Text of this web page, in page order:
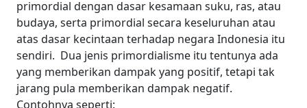
primordial dengan dasar kesamaan suku, ras, atau
budaya, serta primordial secara keseluruhan atau
atas dasar kecintaan terhadap negara Indonesia itu
sendiri. Dua jenis primordialisme itu tentunya ada
yang memberikan dampak yang positif, tetapi tak
jarang pula memberikan dampak negatif.
Contohnya seperti: